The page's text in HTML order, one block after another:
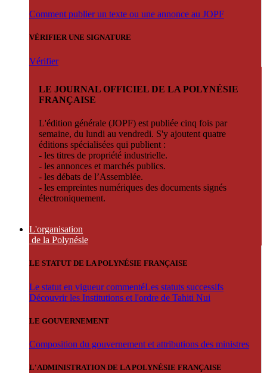
Comment publier un texte ou une annonce au JOPF
VÉRIFIER UNE SIGNATURE
Vérifier
LE JOURNAL OFFICIEL DE LA POLYNÉSIE
FRANÇAISE
L'édition générale (JOPF) est publiée cinq fois par
semaine, du lundi au vendredi. S'y ajoutent quatre
éditions spécialisées qui publient :
- les titres de propriété industrielle.
- les annonces et marchés publics.
- les débats de l’Assemblée.
- les empreintes numériques des documents signés
électroniquement.
L'organisation
de la Polynésie
LE STATUT DE LA POLYNÉSIE FRANÇAISE
Le statut en vigueur commentéLes statuts successifs
Découvrir les Institutions et l'ordre de Tahiti Nui
LE GOUVERNEMENT
Composition du gouvernement et attributions des ministres
L'ADMINISTRATION DE LA POLYNÉSIE FRANÇAISE